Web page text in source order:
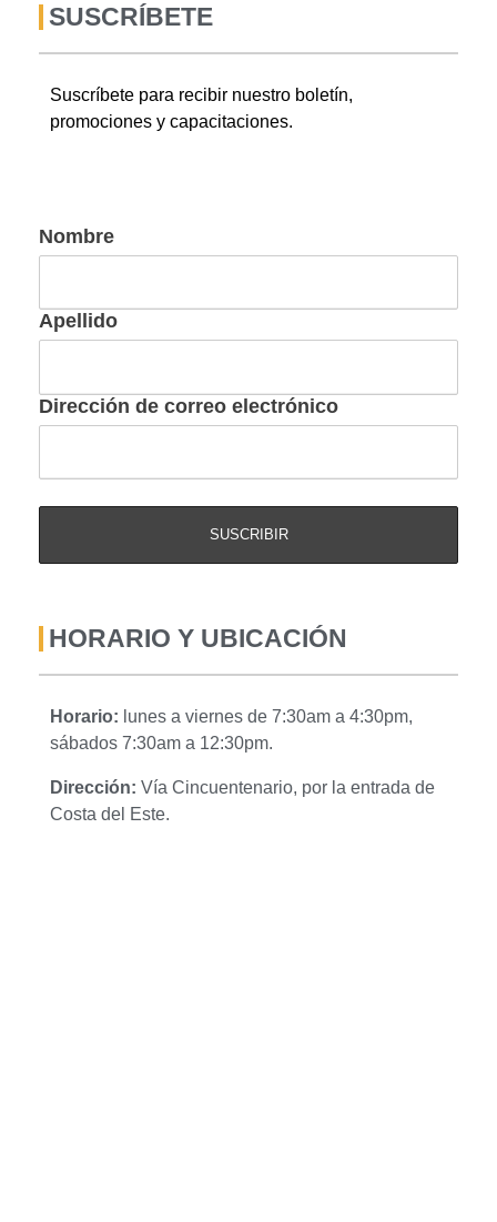
SUSCRÍBETE
Suscríbete para recibir nuestro boletín,
promociones y capacitaciones.
Nombre
Apellido
Dirección de correo electrónico
HORARIO Y UBICACIÓN
Horario: lunes a viernes de 7:30am a 4:30pm,
sábados 7:30am a 12:30pm.
Dirección: Vía Cincuentenario, por la entrada de
Costa del Este.